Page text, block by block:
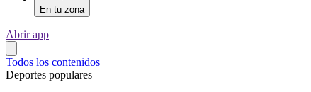
En tu zona
Abrir app
Todos los contenidos
Deportes populares